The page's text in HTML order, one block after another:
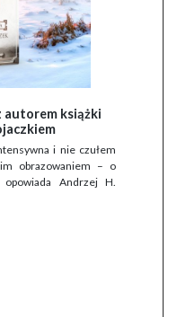
autorem książki
i nie czułem
obrazowaniem – o
Andrzej H.